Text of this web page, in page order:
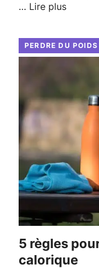
… Lire plus
PERDRE DU POIDS
5 règles pour rester en déficit
calorique